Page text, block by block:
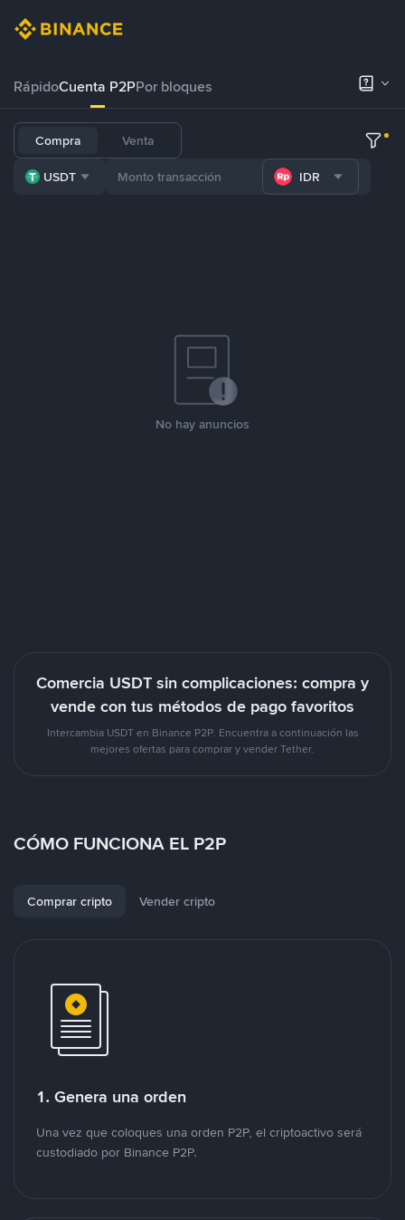
RápidoCuenta P2PPor bloques
Compra Venta
USDT IDR
No hay anuncios
Comercia USDT sin complicaciones: compra y
vende con tus métodos de pago favoritos
Intercambia USDT en Binance P2P. Encuentra a continuación las
mejores ofertas para comprar y vender Tether.
CÓMO FUNCIONA EL P2P
Comprar cripto Vender cripto
1. Genera una orden
Una vez que coloques una orden P2P, el criptoactivo será
custodiado por Binance P2P.